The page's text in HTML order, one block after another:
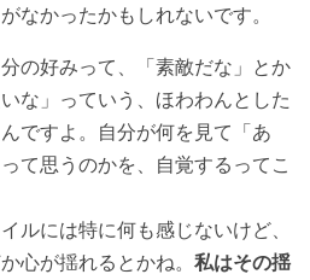
なかったかもしれないです。
の好みって、「素敵だな」とか
な」っていう、ほわわんとした
ですよ。自分が何を見て「あ
て思うのかを、自覚するってこ
ルには特に何も感じないけど、
心が揺れるとかね。 私はその揺